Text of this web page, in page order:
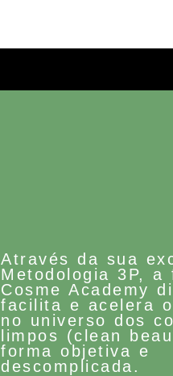
Através da sua
Metodologia 3P, a
Cosme Academy
facilita e acelera
no universo dos
limpos (clean
forma objetiva e
descomplicada.